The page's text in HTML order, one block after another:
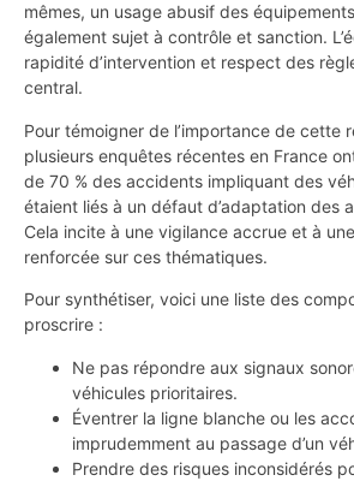
mêmes, un usage abusif des
également sujet à contrôle et sanction.
rapidité d’intervention et respect des
central.
Pour témoigner de l’importance de cette
plusieurs enquêtes récentes en France
de 70 % des accidents impliquant des
étaient liés à un défaut d’adaptation des
Cela incite à une vigilance accrue et à
renforcée sur ces thématiques.
Pour synthétiser, voici une liste des
proscrire :
Ne pas répondre aux signaux
véhicules prioritaires.
Éventrer la ligne blanche ou les
imprudemment au passage d’un
Prendre des risques inconsidérés